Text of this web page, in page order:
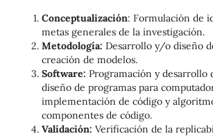
Conceptualización: Formulación de
metas generales de la investigación.
Metodología: Desarrollo y/o diseño
creación de modelos.
Software: Programación y desarrollo
diseño de programas para
implementación de código y
componentes de código.
Validación: Verificación de la